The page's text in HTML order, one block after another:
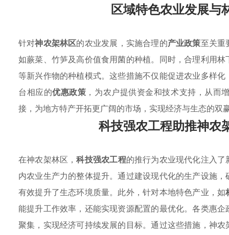
区域特色农业发展与
针对神农架林区的农业发展，实施合理的产业政策至关重
如蕨菜、竹笋及高价值食用菌的种植。同时，合理利用
等新兴作物的种植模式。这些措施不仅能促进农业多样
台相应的优惠政策 ，为农户提供资金和技术支持，从而
接，为地方特产开拓更广阔的市场，实现经济与生态的双
科技强农工程助推神农
在神农架林区，科技强农工程的推行为农业现代化注入了
内农业生产力的整体提升。通过建设现代化的生产设施
有效提升了生态环境质量。此外，针对本地特色产业，如
能提升工作效率，还能实现资源配置的最优化。各类惠
聚集，实现经济可持续发展的目标。通过这些措施，神